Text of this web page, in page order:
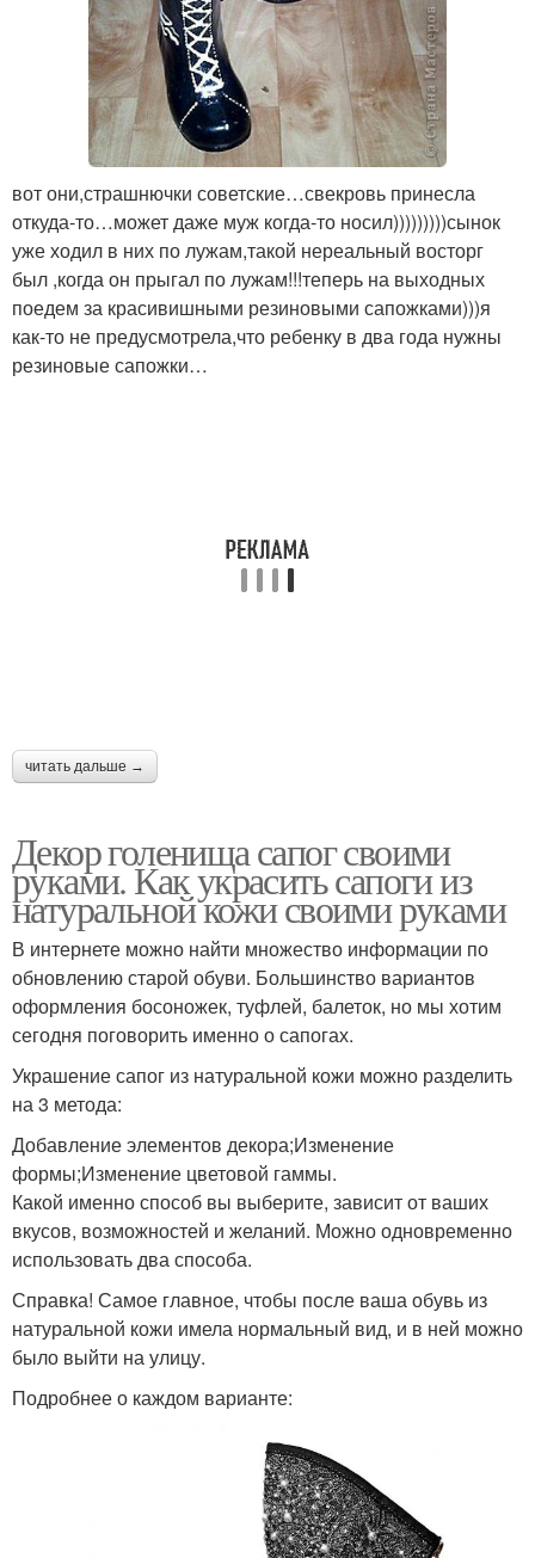
вот они,страшнючки советские…свекровь принесла
откуда-то…может даже муж когда-то носил)))))))))сынок
уже ходил в них по лужам,такой нереальный восторг
был ,когда он прыгал по лужам!!!теперь на выходных
поедем за красивишными резиновыми сапожками)))я
как-то не предусмотрела,что ребенку в два года нужны
резиновые сапожки…
читать дальше →
Декор голенища сапог своими
руками. Как украсить сапоги из
натуральной кожи своими руками
В интернете можно найти множество информации по
обновлению старой обуви. Большинство вариантов
оформления босоножек, туфлей, балеток, но мы хотим
сегодня поговорить именно о сапогах.
Украшение сапог из натуральной кожи можно разделить
на 3 метода:
Добавление элементов декора;Изменение
формы;Изменение цветовой гаммы.
Какой именно способ вы выберите, зависит от ваших
вкусов, возможностей и желаний. Можно одновременно
использовать два способа.
Справка! Самое главное, чтобы после ваша обувь из
натуральной кожи имела нормальный вид, и в ней можно
было выйти на улицу.
Подробнее о каждом варианте: